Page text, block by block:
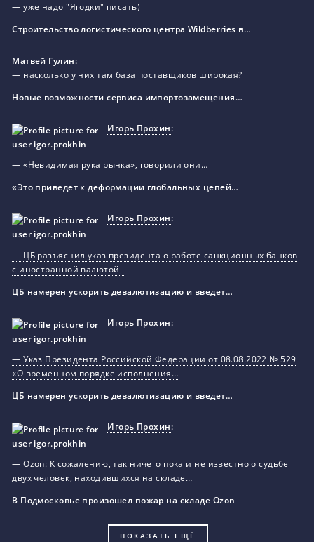
— уже надо "Ягодки" писать)
Строительство логистического центра Wildberries в…
Матвей Гулин:
— насколько у них там база поставщиков широкая?
Новые возможности сервиса импортозамещения…
Игорь Прохин:
— «Невидимая рука рынка», говорили они…
«Это приведет к деформации глобальных цепей…
Игорь Прохин:
— ЦБ разъяснил указ президента о работе санкционных банков
с иностранной валютой
ЦБ намерен ускорить девалютизацию и введет…
Игорь Прохин:
— Указ Президента Российской Федерации от 08.08.2022 № 529
«О временном порядке исполнения…
ЦБ намерен ускорить девалютизацию и введет…
Игорь Прохин:
— Ozon: К сожалению, так ничего пока и не известно о судьбе
двух человек, находившихся на складе…
В Подмосковье произошел пожар на складе Ozon
ПОКАЗАТЬ ЕЩЁ